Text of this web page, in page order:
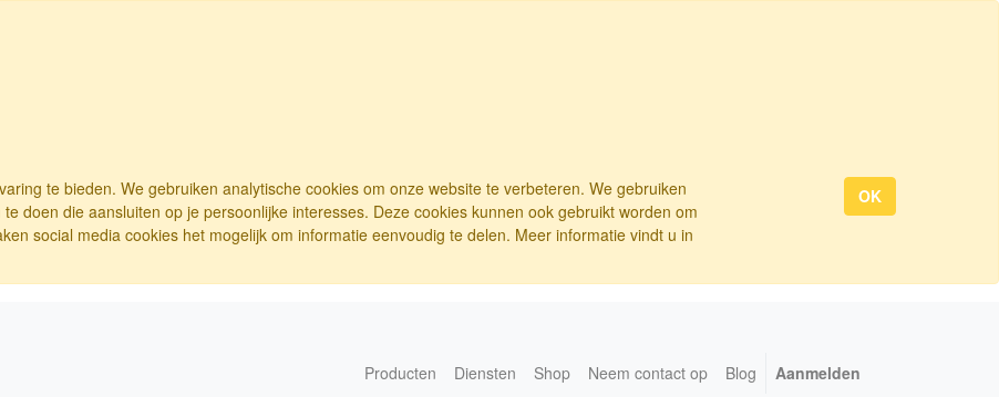
te bieden. We gebruiken analytische cookies om onze website te verbeteren. We gebruiken
doen die aansluiten op je persoonlijke interesses. Deze cookies kunnen ook gebruikt worden om
social media cookies het mogelijk om informatie eenvoudig te delen. Meer informatie vindt u in
OK
Producten Diensten Shop Neem contact op Blog Aanmelden